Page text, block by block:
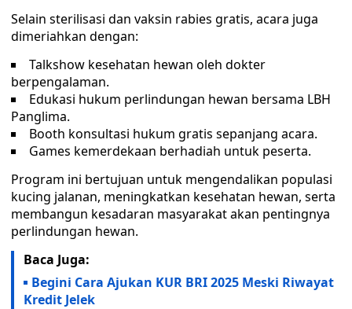
Selain sterilisasi dan vaksin rabies gratis, acara juga
dimeriahkan dengan:
Talkshow kesehatan hewan oleh dokter
berpengalaman.
Edukasi hukum perlindungan hewan bersama LBH
Panglima.
Booth konsultasi hukum gratis sepanjang acara.
Games kemerdekaan berhadiah untuk peserta.
Program ini bertujuan untuk mengendalikan populasi
kucing jalanan, meningkatkan kesehatan hewan, serta
membangun kesadaran masyarakat akan pentingnya
perlindungan hewan.
Baca Juga:
Begini Cara Ajukan KUR BRI 2025 Meski Riwayat
Kredit Jelek